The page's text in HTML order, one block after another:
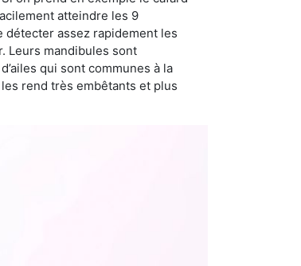
atteindre les 9
détecter assez rapidement les
Leurs mandibules sont
qui sont communes à la
rend très embêtants et plus